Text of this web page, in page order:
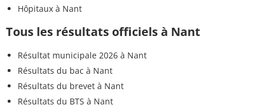
Hôpitaux à Nant
Tous les résultats officiels à Nant
Résultat municipale 2026 à Nant
Résultats du bac à Nant
Résultats du brevet à Nant
Résultats du BTS à Nant